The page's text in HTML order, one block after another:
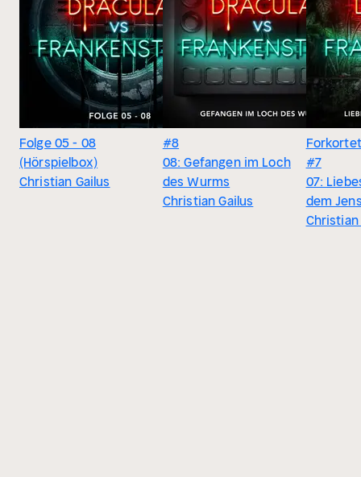
Folge 05 - 08
(Hörspielbox)
Christian Gailus
#8
08: Gefangen im Loch
des Wurms
Christian Gailus
Forkortet
#7
07:
dem
Christian